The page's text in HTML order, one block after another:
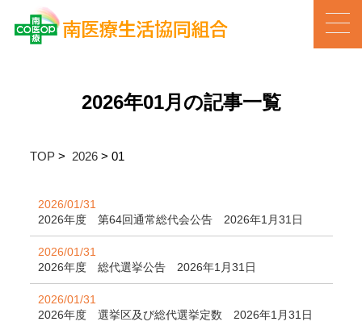
2026年01月の記事一覧
TOP> 2026 > 01
2026/01/31
2026年度 第64回通常総代会公告 2026年1月31日
2026/01/31
2026年度 総代選挙公告 2026年1月31日
2026/01/31
2026年度 選挙区及び総代選挙定数 2026年1月31日